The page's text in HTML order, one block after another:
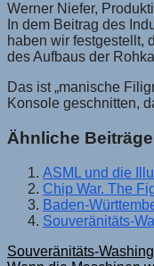
Werner Niefer,
In dem Beitrag des
haben wir festgestellt,
des Aufbaus der
Das ist „manische
Konsole geschnitten,
Ähnliche
ASML und die
Chip War. The
Baden-
Souveränitäts-
Souveränitäts-